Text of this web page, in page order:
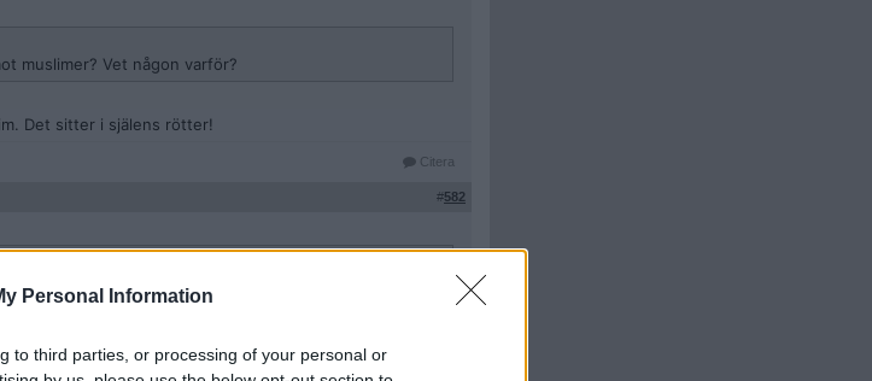
Personal Information
to third parties, or processing of your personal or
muslimer? Vet någon varför?
Det sitter i själens rötter!
Citera
#582
på en julmarknad?
och vilka åsikter han har och vad han hyllar och
muslim med texten ” Germany wants to islamize Europe